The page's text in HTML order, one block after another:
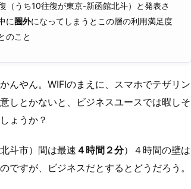
（うち10往復が東京-新函館北斗）と発表さ
に圏外になってしまうとこの層の利用満足度
のこと
んやん。WIFIのまえに、スマホでテザリン
しとかないと、ビジネスユースでは暇しそ
ょうか？
斗市）間は最速 ４時間２分）４時間の壁は
ですが、ビジネスだとするとどうだろう。